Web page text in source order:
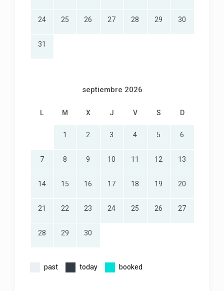
24 25 26 27 28 29 30
31
septiembre 2026
L M X J V S D
1 2 3 4 5 6
7 8 9 10 11 12 13
14 15 16 17 18 19 20
21 22 23 24 25 26 27
28 29 30
past today booked